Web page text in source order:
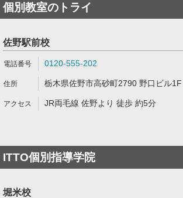
個別教室のトライ
佐野駅前校
0120-555-202
栃木県佐野市高砂町2790 野口ビル1F
JR両毛線 佐野より 徒歩 約5分
ITTO個別指導学院
堀米校